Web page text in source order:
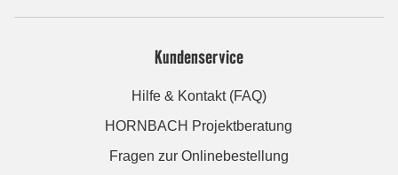
Kundenservice
Hilfe & Kontakt (FAQ)
HORNBACH Projektberatung
Fragen zur Onlinebestellung